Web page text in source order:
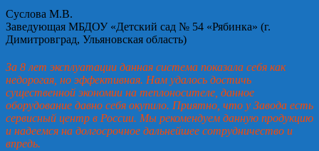
Суслова М.В.
Заведующая МБДОУ «Детский сад № 54 «Рябинка» (г.
Димитровград, Ульяновская область)
За 8 лет эксплуатации данная система показала себя как
недорогая, но эффективная. Нам удалось достичь
существенной экономии на теплоносителе, данное
оборудование давно себя окупило. Приятно, что у Завода есть
сервисный центр в России. Мы рекомендуем данную продукцию
и надеемся на долгосрочное дальнейшее сотрудничество и
впредь.